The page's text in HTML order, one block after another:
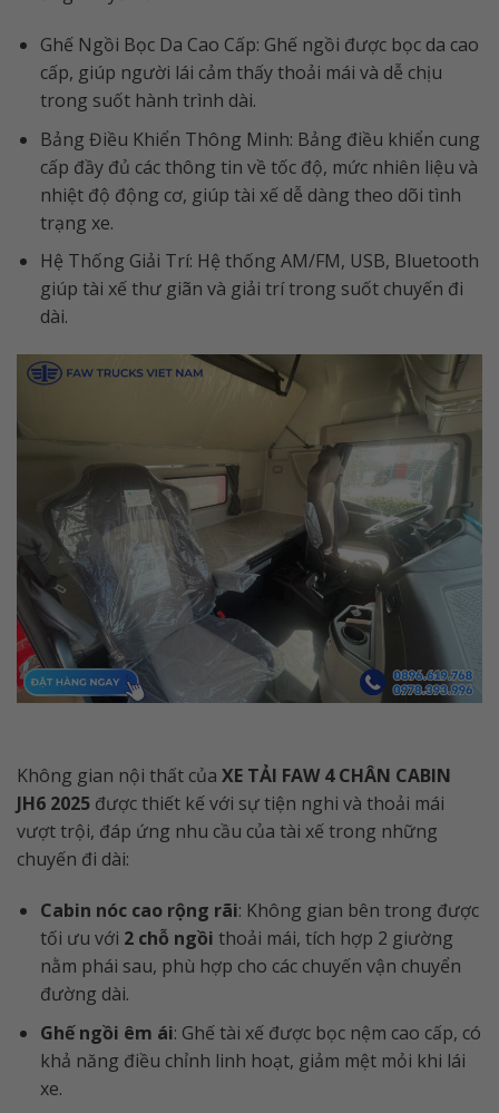
Ghế Ngồi Bọc Da Cao Cấp: Ghế ngồi được bọc da cao
cấp, giúp người lái cảm thấy thoải mái và dễ chịu
trong suốt hành trình dài.
Bảng Điều Khiển Thông Minh: Bảng điều khiển cung
cấp đầy đủ các thông tin về tốc độ, mức nhiên liệu và
nhiệt độ động cơ, giúp tài xế dễ dàng theo dõi tình
trạng xe.
Hệ Thống Giải Trí: Hệ thống AM/FM, USB, Bluetooth
giúp tài xế thư giãn và giải trí trong suốt chuyến đi
dài.
Không gian nội thất của XE TẢI FAW 4 CHÂN CABIN
JH6 2025 được thiết kế với sự tiện nghi và thoải mái
vượt trội, đáp ứng nhu cầu của tài xế trong những
chuyến đi dài:
Cabin nóc cao rộng rãi: Không gian bên trong được
tối ưu với 2 chỗ ngồi thoải mái, tích hợp 2 giường
nằm phái sau, phù hợp cho các chuyến vận chuyển
đường dài.
Ghế ngồi êm ái: Ghế tài xế được bọc nệm cao cấp, có
khả năng điều chỉnh linh hoạt, giảm mệt mỏi khi lái
xe.